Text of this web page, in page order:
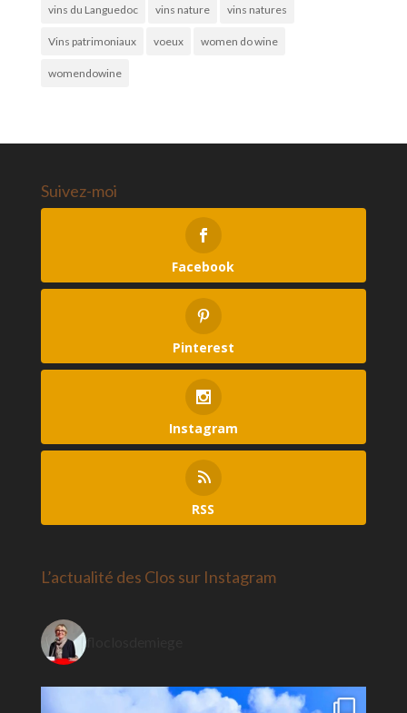
vins du Languedoc vins nature vins natures
Vins patrimoniaux voeux women do wine
womendowine
Suivez-moi
Facebook
Pinterest
Instagram
RSS
L’actualité des Clos sur Instagram
floclosdemiege